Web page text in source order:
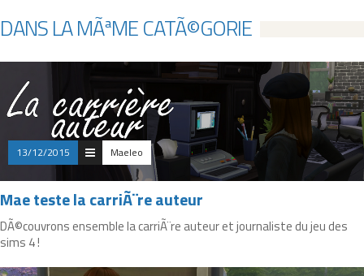
DANS LA MÃªME CATÃ©GORIE
13/12/2015 Maeleo
Mae teste la carriÃ¨re auteur
DÃ©couvrons ensemble la carriÃ¨re auteur et journaliste du jeu des
sims 4 !